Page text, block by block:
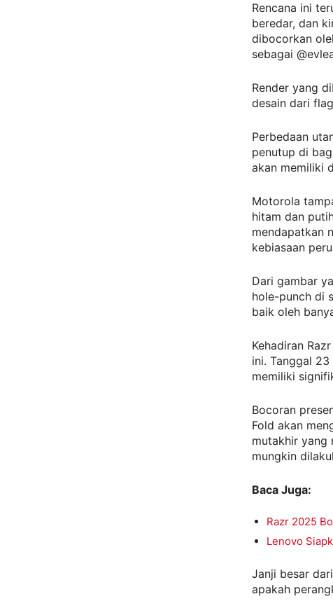
Rencana ini
beredar, dan
dibocorkan
sebagai
Render yang
desain dari
Perbedaan
penutup di
akan memiliki
Motorola
hitam dan
mendapatkan
kebiasaan
Dari gambar
hole-punch di
baik oleh
Kehadiran
ini. Tanggal
memiliki
Bocoran
Fold akan
mutakhir yang
mungkin
Baca Juga:
Razr 2025
Lenovo
Janji besar
apakah